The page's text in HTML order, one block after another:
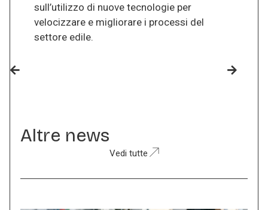
sull’utilizzo di nuove tecnologie per
velocizzare e migliorare i processi del
settore edile.
Altre news
Vedi tutte